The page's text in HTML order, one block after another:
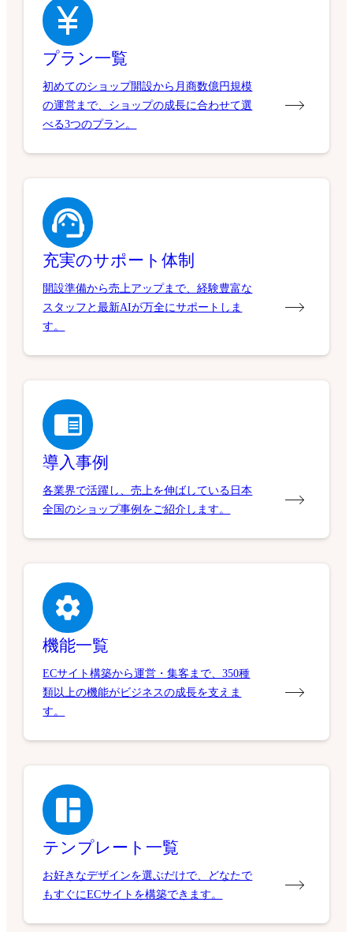
プラン一覧
初めてのショップ開設から月商数億円規模
の運営まで、ショップの成長に合わせて選
べる3つのプラン。
充実のサポート体制
開設準備から売上アップまで、経験豊富な
スタッフと最新AIが万全にサポートしま
す。
導入事例
各業界で活躍し、売上を伸ばしている日本
全国のショップ事例をご紹介します。
機能一覧
ECサイト構築から運営・集客まで、350種
類以上の機能がビジネスの成長を支えま
す。
テンプレート一覧
お好きなデザインを選ぶだけで、どなたで
もすぐにECサイトを構築できます。